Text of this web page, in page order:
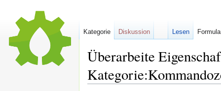
Überarbeite
Kategorie Diskussion Lesen